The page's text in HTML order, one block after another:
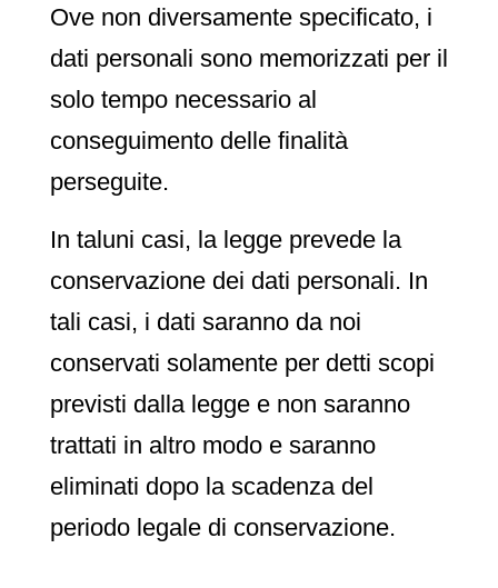
Ove non diversamente specificato, i
dati personali sono memorizzati per il
solo tempo necessario al
conseguimento delle finalità
perseguite.
In taluni casi, la legge prevede la
conservazione dei dati personali. In
tali casi, i dati saranno da noi
conservati solamente per detti scopi
previsti dalla legge e non saranno
trattati in altro modo e saranno
eliminati dopo la scadenza del
periodo legale di conservazione.